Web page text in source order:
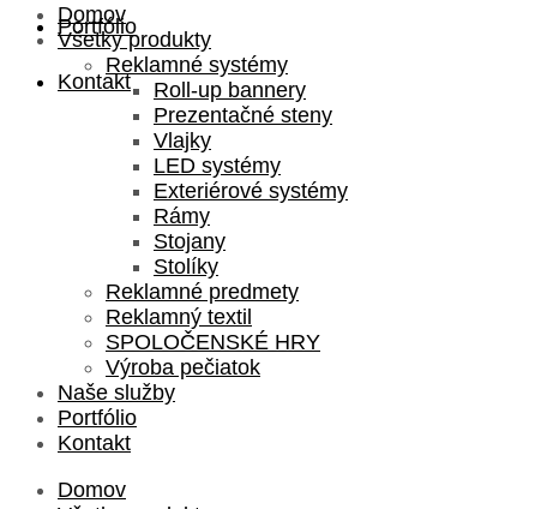
Portfólio
Kontakt
Domov
Všetky produkty
Reklamné systémy
Roll-up bannery
Prezentačné steny
Vlajky
LED systémy
Exteriérové systémy
Rámy
Stojany
Stolíky
Reklamné predmety
Reklamný textil
SPOLOČENSKÉ HRY
Výroba pečiatok
Naše služby
Portfólio
Kontakt
Domov